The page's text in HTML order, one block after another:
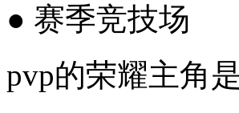
● 赛季竞技场
pvp的荣耀主角